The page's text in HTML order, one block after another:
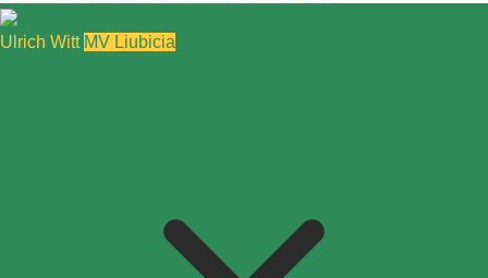
Ulrich Witt MV Liubicia